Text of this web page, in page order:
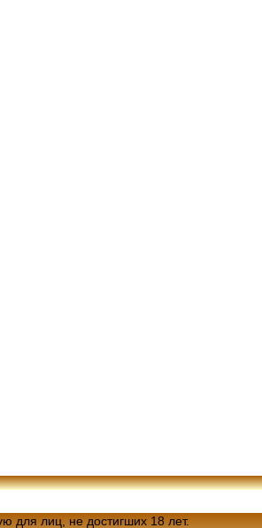
для лиц, не достигших 18 лет.